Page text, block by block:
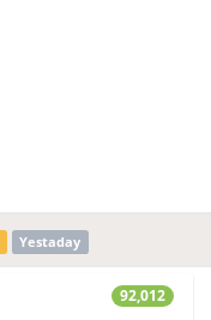
Yestaday
92,012